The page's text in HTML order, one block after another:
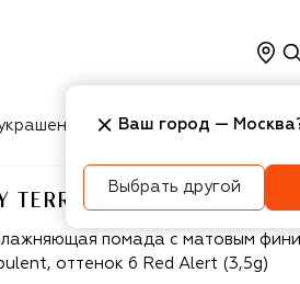
Косметика Интерьер
TERRY
Terry
помада с матовым
оттенок 6 Red Alert (3,5g)
Ваш город — Москва
Выбрать другой